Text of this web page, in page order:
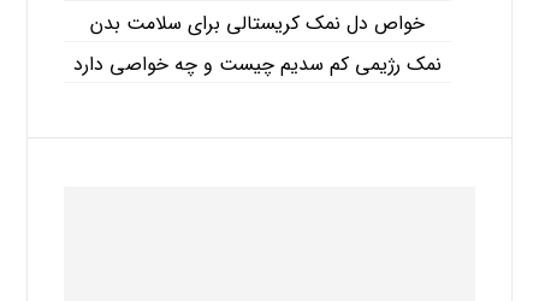
خواص دل نمک کریستالی برای سلامت بدن
نمک رژیمی کم سدیم چیست و چه خواصی دارد